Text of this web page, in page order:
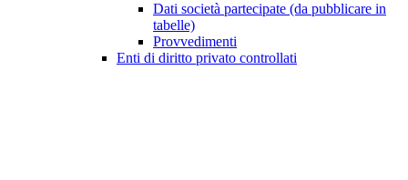
Dati società partecipate (da pubblicare in
tabelle)
Provvedimenti
Enti di diritto privato controllati